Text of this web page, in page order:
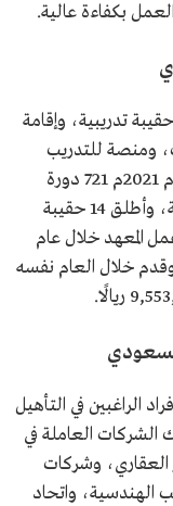
بكفاءة عالية.
عمل المعهد خلال عام 2020م على تطوير 15 حقيبة تدريبية، وإقامة
ومنصة للتدريب
الإلكتروني والتعليم عن بعد، وقدم خلال عام 2021م 721 دورة
تدريبية، استفاد منها 17,020 متدربًا ومتدربة، وأطلق 14 حقيبة
المعهد خلال عام
ومتدربةً، وقدم خلال العام نفسه
الراغبين في التأهيل
العاملة في
العقاري، وشركات
الهندسية، واتحاد